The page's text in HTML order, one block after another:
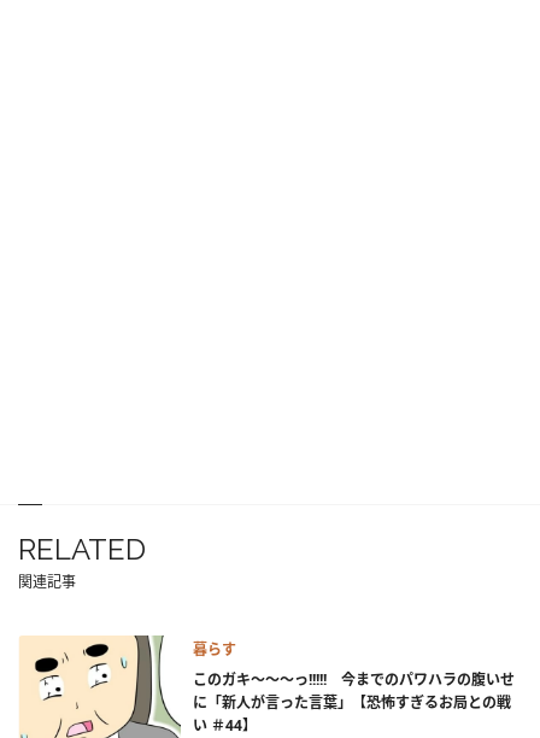
RELATED
関連記事
暮らす
このガキ～～～っ!!!!! 今までのパワハラの腹いせ
に「新人が言った言葉」【恐怖すぎるお局との戦
い ＃44】